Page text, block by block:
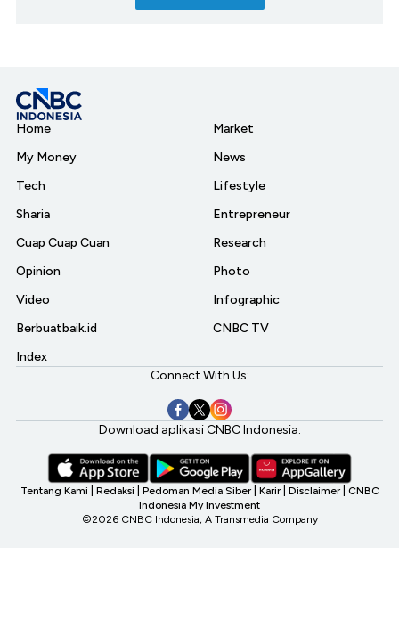
Home
My Money
Tech
Sharia
Cuap Cuap Cuan
Opinion
Video
Berbuatbaik.id
Index
Market
News
Lifestyle
Entrepreneur
Research
Photo
Infographic
CNBC TV
Connect With Us:
Download aplikasi CNBC Indonesia:
Tentang Kami Redaksi Pedoman Media Siber Karir Disclaimer CNBC
Indonesia My Investment
©2026 CNBC Indonesia, A Transmedia Company